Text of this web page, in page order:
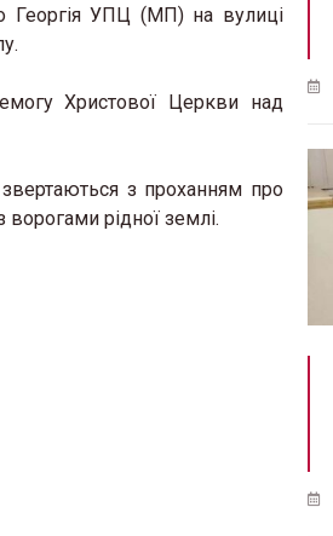
Георгія УПЦ (МП) на вулиці
Христової Церкви над
з проханням про
ворогами рідної землі.